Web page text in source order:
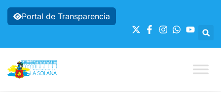
Portal de Transparencia